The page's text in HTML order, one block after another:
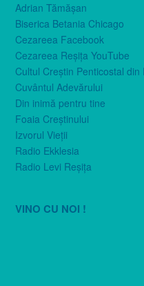
Adrian Tămăşan
Biserica Betania Chicago
Cezareea Facebook
Cezareea Reşiţa YouTube
Cultul Creştin Penticostal din
Cuvântul Adevărului
Din inimă pentru tine
Foaia Creştinului
Izvorul Vieţii
Radio Ekklesia
Radio Levi Reşiţa
VINO CU NOI !